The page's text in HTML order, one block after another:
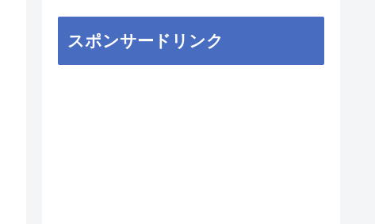
スポンサードリンク